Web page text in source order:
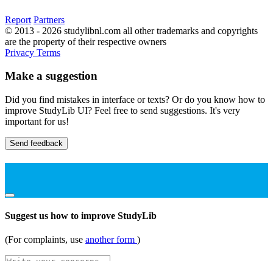
Report Partners
© 2013 - 2026 studylibnl.com all other trademarks and copyrights
are the property of their respective owners
Privacy Terms
Make a suggestion
Did you find mistakes in interface or texts? Or do you know how to
improve StudyLib UI? Feel free to send suggestions. It's very
important for us!
Send feedback
Suggest us how to improve StudyLib
(For complaints, use another form )